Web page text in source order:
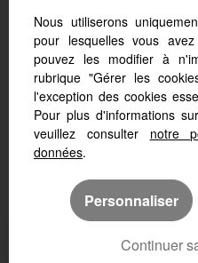
Nous utiliserons
pour lesquelles vous
pouvez les modifier à
rubrique "Gérer les
l'exception des cookies
Pour plus d'informations
veuillez consulter notre
données.
Personnaliser
Continuer